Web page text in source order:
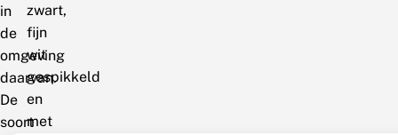
in
de
omgeving
daarvan.
De
soort
zwart,
fijn
wit
gespikkeld
en
met